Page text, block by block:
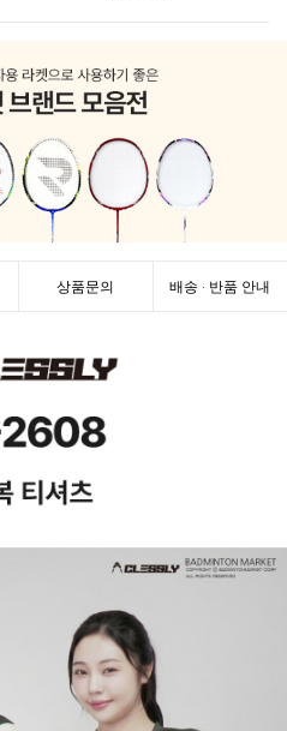
상품문의 배송 · 반품 안내